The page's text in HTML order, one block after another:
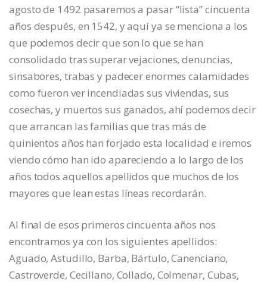
agosto de 1492 pasaremos a pasar “lista” cincuenta
años después, en 1542, y aquí ya se menciona a los
que podemos decir que son lo que se han
consolidado tras superar vejaciones, denuncias,
sinsabores, trabas y padecer enormes calamidades
como fueron ver incendiadas sus viviendas, sus
cosechas, y muertos sus ganados, ahí podemos decir
que arrancan las familias que tras más de
quinientos años han forjado esta localidad e iremos
viendo cómo han ido apareciendo a lo largo de los
años todos aquellos apellidos que muchos de los
mayores que lean estas líneas recordarán.
Al final de esos primeros cincuenta años nos
encontramos ya con los siguientes apellidos:
Aguado, Astudillo, Barba, Bártulo, Canenciano,
Castroverde, Cecillano, Collado, Colmenar, Cubas,